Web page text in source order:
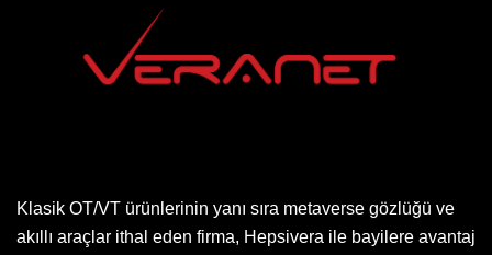
Klasik OT/VT ürünlerinin yanı sıra metaverse gözlüğü ve
akıllı araçlar ithal eden firma, Hepsivera ile bayilere avantaj